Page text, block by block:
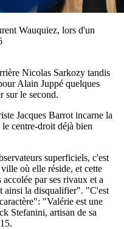
Wauquiez, lors d'un
Nicolas Sarkozy tandis
Alain Juppé quelques
sur le second.
Jacques Barrot incarne la
centre-droit déjà bien
superficiels, c'est
où elle réside, et cette
par ses rivaux et a
ainsi la disqualifier". "C'est
"Valérie est une
Stefanini, artisan de sa